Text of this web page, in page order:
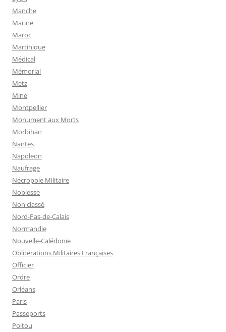
Manche
Marine
Maroc
Martinique
Médical
Mémorial
Metz
Mine
Montpellier
Monument aux Morts
Morbihan
Nantes
Napoleon
Naufrage
Nécropole Militaire
Noblesse
Non classé
Nord-Pas-de-Calais
Normandie
Nouvelle-Calédonie
Oblitérations Militaires Françaises
Officier
Ordre
Orléans
Paris
Passeports
Poitou